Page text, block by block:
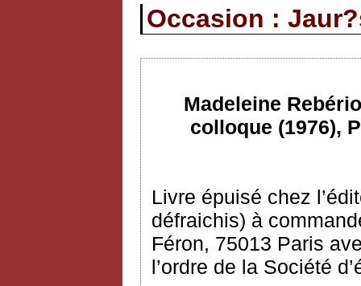
Occasion :
Madeleine
colloque (1976),
Livre épuisé chez
défraichis) à
Féron, 75013 Paris
l’ordre de la Société